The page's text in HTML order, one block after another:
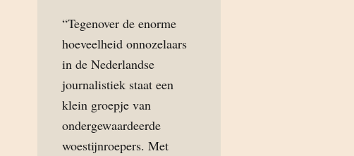
“Tegenover de enorme
hoeveelheid onnozelaars
in de Nederlandse
journalistiek staat een
klein groepje van
ondergewaardeerde
woestijnroepers. Met